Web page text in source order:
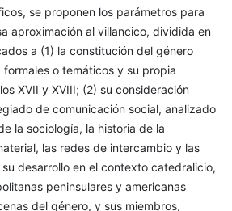
se proponen los parámetros para
aproximación al villancico, dividida en
a (1) la constitución del género
o temáticos y su propia
XVII y XVIII; (2) su consideración
de comunicación social, analizado
la sociología, la historia de la
las redes de intercambio y las
desarrollo en el contexto catedralicio,
peninsulares y americanas
del género, y sus miembros,